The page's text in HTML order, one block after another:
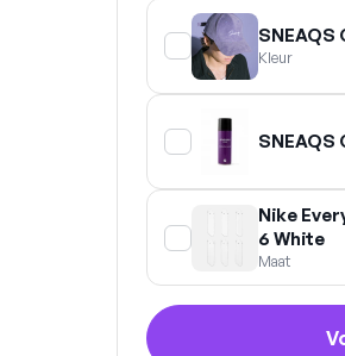
Kleur
Nike
6 White
Maat